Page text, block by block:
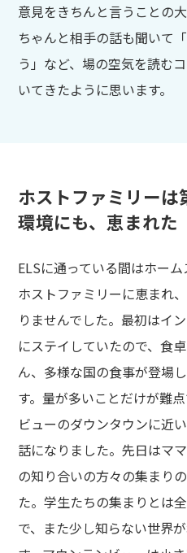
意見をきちんと言うことの
ちゃんと相手の話も聞いて
う」など、場の空気を読む
いてきたように思います。
ホストファミリーは
環境にも、恵まれた
ELSに通っている間はホーム
ホストファミリーに恵まれ
りませんでした。最初はイ
にステイしていたので、食
ん、多様な国の食事が登場
す。量が多いことだけが難
ビューのダウンタウンに近
話になりました。先日はマ
の知り合いの方々の集まり
た。学生たちの集まりとは
で、また少し知らない世界